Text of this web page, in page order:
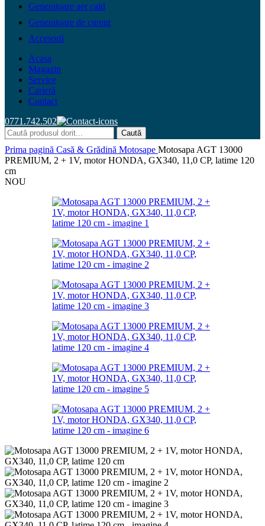
Generatoare aer cald
Generatoare de curent
Accesorii
Acasa
Magazin
Service
Carieră
Contact
0771.742.502
Caută
Prima pagină Casă & Grădină Motosape Motosapa AGT 13000
PREMIUM, 2 + 1V, motor HONDA, GX340, 11,0 CP, latime 120
cm
NOU